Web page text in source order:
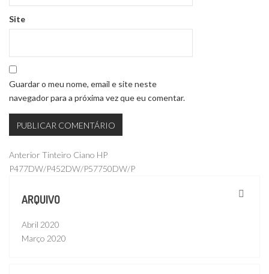
Site
Guardar o meu nome, email e site neste
navegador para a próxima vez que eu comentar.
Navegação
de
artigos
Publicação
anterior
Anterior Tinteiro Ciano HP
P477DW/P452DW/P57750DW/P
ARQUIVO
Abril 2020
Março 2020